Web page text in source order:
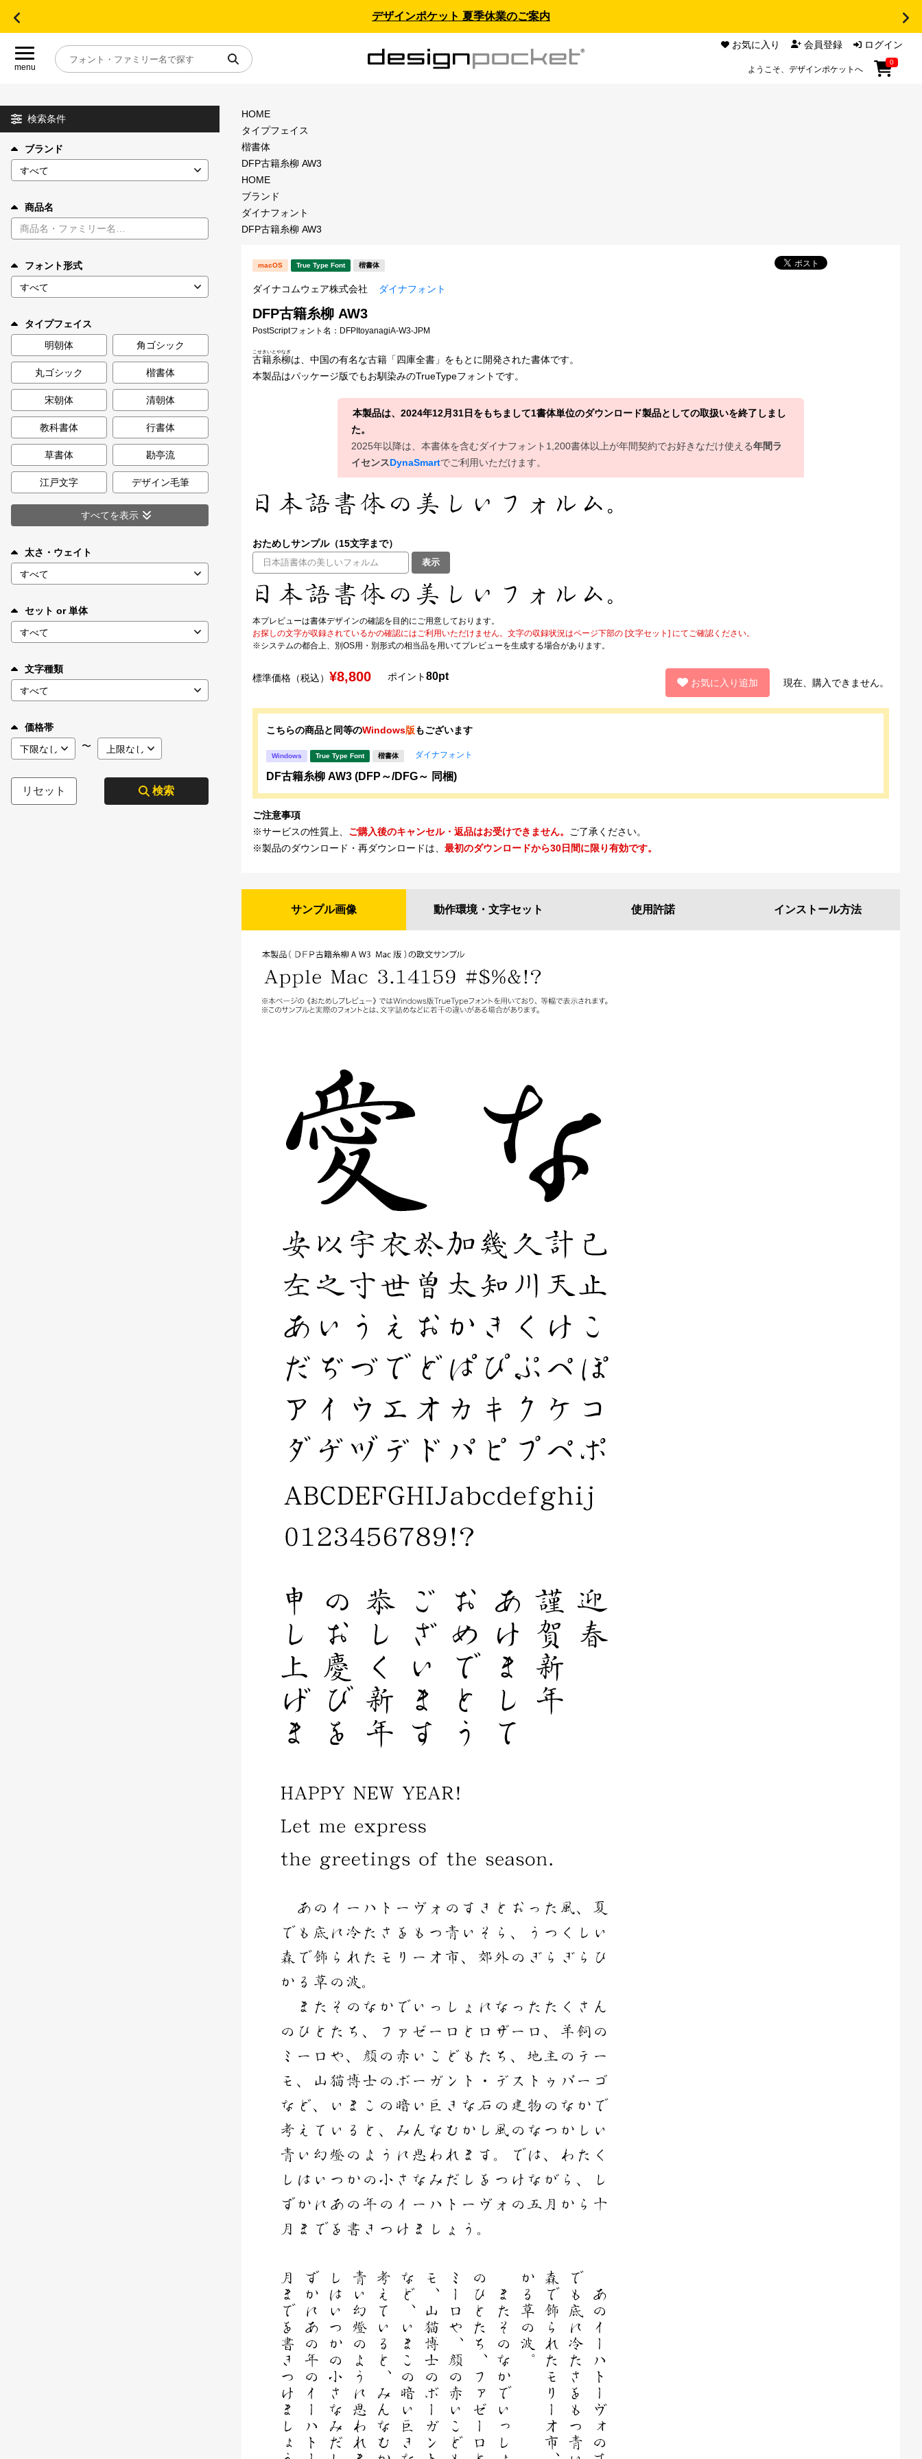
デザインポケット 夏季休業のご案内
menu
お気に入り 会員登録 ログイン
ようこそ、デザインポケットへ
0
目的別フォントガイド
特集
年間ライセンス商品
キャンペーン一覧
カート 0
マイページ
お気に入り
ご利用ガイド
お問い合わせ
検索条件
ブランド
商品名
フォント形式
タイプフェイス
明朝体
角ゴシック
丸ゴシック 楷書体
宋朝体 清朝体
教科書体 行書体
草書体 勘亭流
江戸文字 デザイン毛筆
すべてを表示
太さ・ウェイト
セット or 単体
文字種類
価格帯
〜
リセット 検索
HOME
タイプフェイス
楷書体
DFP古籍糸柳 AW3
HOME
ブランド
ダイナフォント
DFP古籍糸柳 AW3
macOS True Type Font 楷書体
ダイナコムウェア株式会社 ダイナフォント
DFP古籍糸柳 AW3
PostScriptフォント名： DFPItoyanagiA-W3-JPM
古籍糸柳
こせきいとやなぎ
は、中国の有名な古籍「四庫全書」をもとに開発された書体です。
本製品はパッケージ版でもお馴染みのTrueTypeフォントです。
本製品は、2024年12月31日をもちまして1書体単位のダウンロード製品としての取扱いを終了しまし
た。
2025年以降は、本書体を含むダイナフォント1,200書体以上が年間契約でお好きなだけ使える年間ラ
イセンスDynaSmartでご利用いただけます。
おためしサンプル（15文字まで）
表示
本プレビューは書体デザインの確認を目的にご用意しております。
お探しの文字が収録されているかの確認にはご利用いただけません。文字の収録状況はページ下部の [文字セット] にてご確認ください。
※システムの都合上、別OS用・別形式の相当品を用いてプレビューを生成する場合があります。
標準価格（税込） ¥8,800 ポイント80pt
お気に入り追加 現在、購入できません。
こちらの商品と同等のWindows版もございます
Windows True Type Font 楷書体 ダイナフォント
DF古籍糸柳 AW3 (DFP～/DFG～ 同梱)
ご注意事項
※サービスの性質上、 ご購入後のキャンセル・返品はお受けできません。
ご了承ください。
※製品のダウンロード・再ダウンロードは、 最初のダウンロードから30日間に限り有効です。
サンプル画像 動作環境・ 文字セット 使用許諾 インストール方法